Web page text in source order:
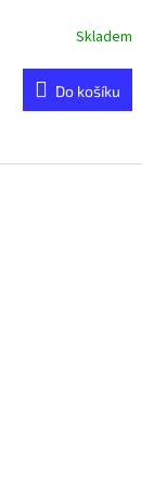
Skladem
Do košíku